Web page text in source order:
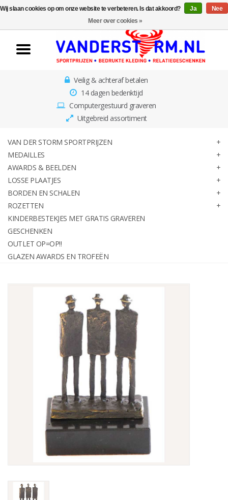
Home
Van der Storm
Sportprijzen
Awards & Beelden
Losse Plaatjes
Borden en schalen
Rozetten
Kinderbestekjes met gratis
OUTLET OP=OP!!
Glazen awards en trofeën
Relatiegeschenken
Veilig & achteraf betalen
14 dagen bedenktijd
Computergestuurd graveren
Uitgebreid assortiment
VAN DER STORM SPORTPRIJZEN
MEDAILLES
AWARDS & BEELDEN
LOSSE PLAATJES
BORDEN EN SCHALEN
ROZETTEN
KINDERBESTEKJES MET GRATIS GRAVEREN
GESCHENKEN
OUTLET OP=OP!!
GLAZEN AWARDS EN TROFEËN
Wij slaan cookies op om onze website te verbeteren. Is dat akkoord? Ja
Nee
Meer over cookies »